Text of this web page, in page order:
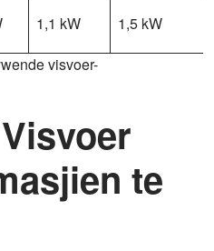
1,1 kW 1,5 kW
visvoer-
te